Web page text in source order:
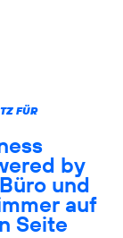
FÜR
by
und
auf
Seite